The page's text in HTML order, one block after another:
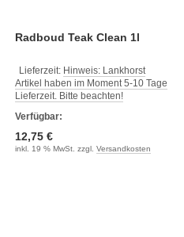
Radboud Teak Clean 1l
Lieferzeit: Hinweis: Lankhorst
Artikel haben im Moment 5-10 Tage
Lieferzeit. Bitte beachten!
Verfügbar:
12,75 €
inkl. 19 % MwSt. zzgl. Versandkosten